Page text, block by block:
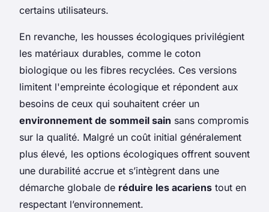
certains utilisateurs.
En revanche, les housses écologiques privilégient
les matériaux durables, comme le coton
biologique ou les fibres recyclées. Ces versions
limitent l'empreinte écologique et répondent aux
besoins de ceux qui souhaitent créer un
environnement de sommeil sain sans compromis
sur la qualité. Malgré un coût initial généralement
plus élevé, les options écologiques offrent souvent
une durabilité accrue et s’intègrent dans une
démarche globale de réduire les acariens tout en
respectant l’environnement.